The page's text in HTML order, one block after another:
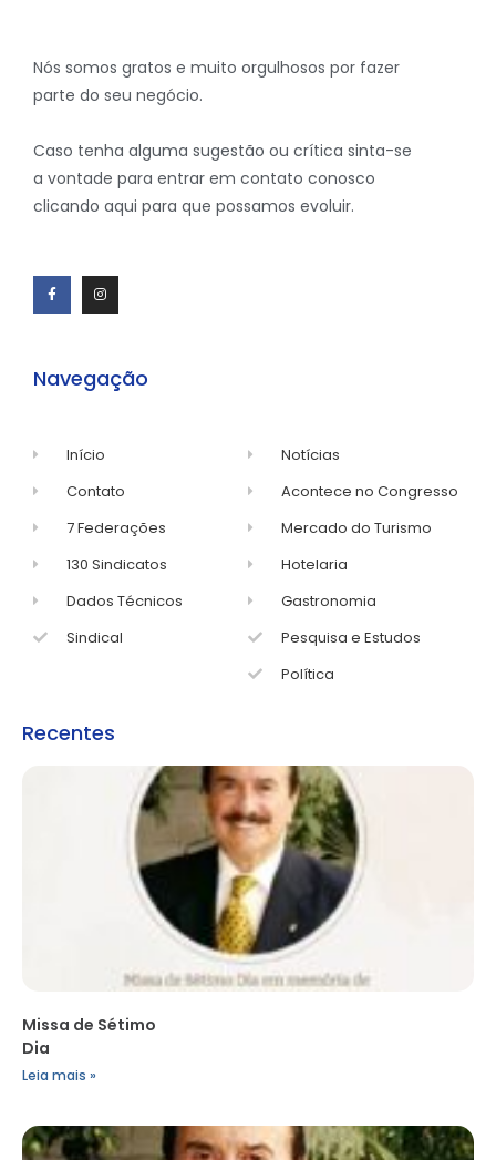
Nós somos gratos e muito orgulhosos por fazer
parte do seu negócio.
Caso tenha alguma sugestão ou crítica sinta-se
a vontade para entrar em contato conosco
clicando aqui para que possamos evoluir.
Navegação
Início
Contato
7 Federações
130 Sindicatos
Dados Técnicos
Sindical
Notícias
Acontece no Congresso
Mercado do Turismo
Hotelaria
Gastronomia
Pesquisa e Estudos
Política
Recentes
Missa de Sétimo
Dia
Leia mais »